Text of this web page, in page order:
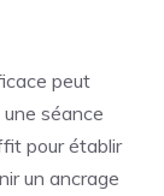
peut
séance
pour établir
un ancrage